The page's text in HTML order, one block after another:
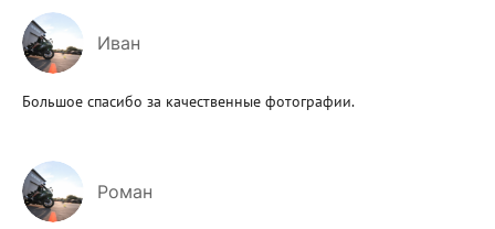
Иван
Большое спасибо за качественные фотографии.
Роман